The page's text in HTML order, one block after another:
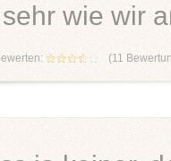
wie wir
(11